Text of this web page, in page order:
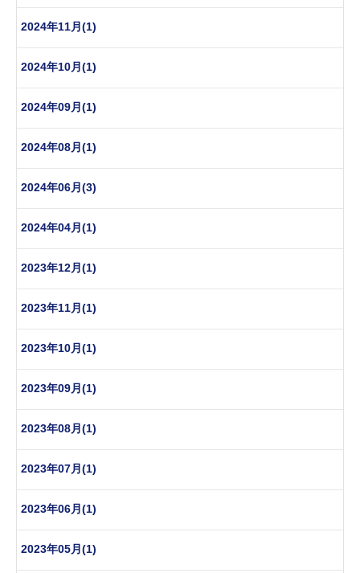
2024年11月(1)
2024年10月(1)
2024年09月(1)
2024年08月(1)
2024年06月(3)
2024年04月(1)
2023年12月(1)
2023年11月(1)
2023年10月(1)
2023年09月(1)
2023年08月(1)
2023年07月(1)
2023年06月(1)
2023年05月(1)